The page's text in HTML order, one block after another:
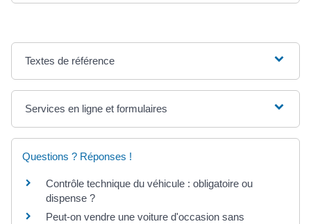
Textes de référence
Services en ligne et formulaires
Questions ? Réponses !
Contrôle technique du véhicule : obligatoire ou
dispense ?
Peut-on vendre une voiture d'occasion sans